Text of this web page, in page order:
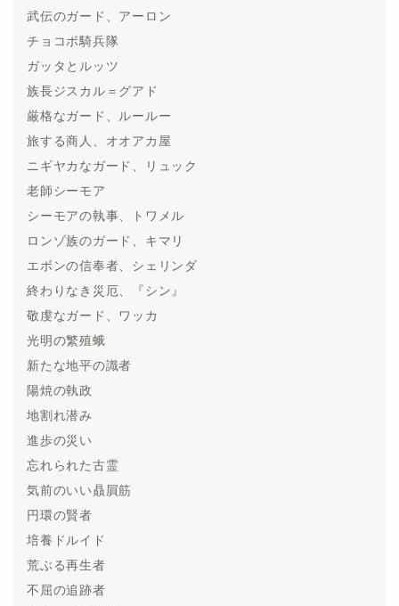
武伝のガード、アーロン
チョコボ騎兵隊
ガッタとルッツ
族長ジスカル＝グアド
厳格なガード、ルールー
旅する商人、オオアカ屋
ニギヤカなガード、リュック
老師シーモア
シーモアの執事、トワメル
ロンゾ族のガード、キマリ
エボンの信奉者、シェリンダ
終わりなき災厄、『シン』
敬虔なガード、ワッカ
光明の繁殖蛾
新たな地平の識者
陽焼の執政
地割れ潜み
進歩の災い
忘れられた古霊
気前のいい贔屓筋
円環の賢者
培養ドルイド
荒ぶる再生者
不屈の追跡者